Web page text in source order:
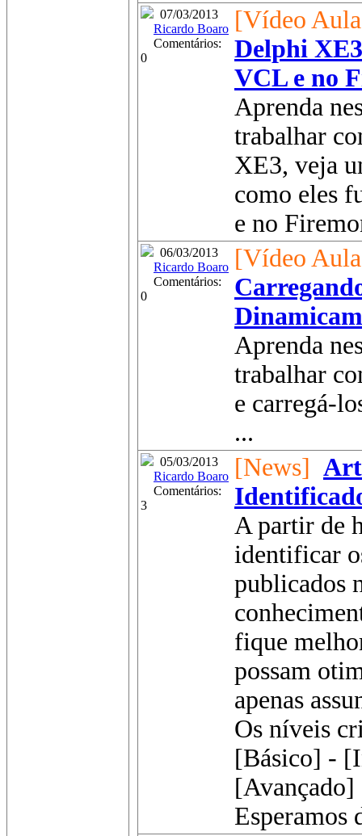
07/03/2013
Ricardo Boaro
Comentários:
0
[Vídeo
Delphi
VCL e no
Aprenda
trabalhar
XE3, veja
como eles
e no
06/03/2013
Ricardo Boaro
Comentários:
0
[Vídeo
Aprenda
trabalhar
e carregá-
...
05/03/2013
Ricardo Boaro
Comentários:
3
[News]
A partir de
identificar
publicados
fique
possam
apenas
Os níveis
[Básico] -
[Avançado]
Esperamos